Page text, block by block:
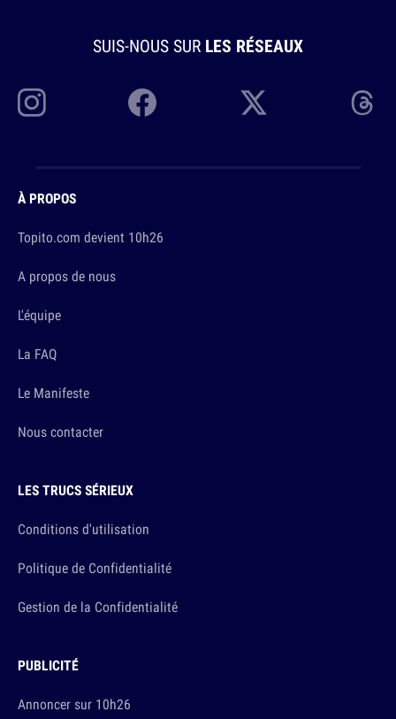
SUIS-NOUS SUR LES RÉSEAUX
À PROPOS
Topito.com devient 10h26
A propos de nous
L'équipe
La FAQ
Le Manifeste
Nous contacter
LES TRUCS SÉRIEUX
Conditions d'utilisation
Politique de Confidentialité
Gestion de la Confidentialité
PUBLICITÉ
Annoncer sur 10h26